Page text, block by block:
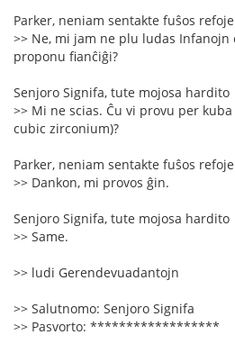
Parker, neniam sentakte fuŝos refoje
>> Ne, mi jam ne plu ludas
proponu fianĉiĝi?
Senjoro Signifa, tute mojosa hardito
>> Mi ne scias. Ĉu vi provu per
cubic zirconium)?
Parker, neniam sentakte fuŝos refoje
>> Dankon, mi provos ĝin.
Senjoro Signifa, tute mojosa hardito
>> Same.
>> ludi Gerendevuadantojn
>> Salutnomo: Senjoro Signifa
>> Pasvorto: ******************